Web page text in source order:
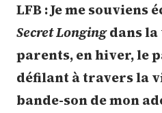
LFB : Je me souviens
Secret Longingdans la
parents, en hiver, le
défilant à travers la
bande-son de mon